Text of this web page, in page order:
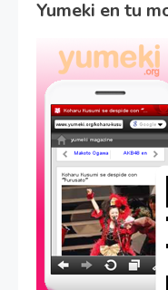
Yumeki en tu